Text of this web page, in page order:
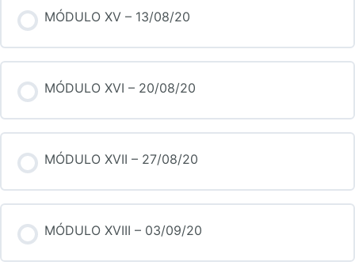
MÓDULO XV – 13/08/20
MÓDULO XVI – 20/08/20
MÓDULO XVII – 27/08/20
MÓDULO XVIII – 03/09/20